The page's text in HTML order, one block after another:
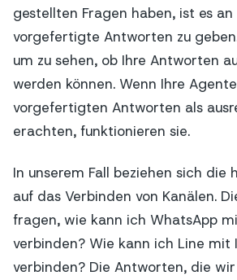
gestellten Fragen haben, ist es
vorgefertigte Antworten zu
um zu sehen, ob Ihre Antworten
werden können. Wenn Ihre
vorgefertigten Antworten als
erachten, funktionieren sie.
In unserem Fall beziehen sich die
auf das Verbinden von Kanälen.
fragen, wie kann ich WhatsApp
verbinden? Wie kann ich Line
verbinden? Die Antworten, die